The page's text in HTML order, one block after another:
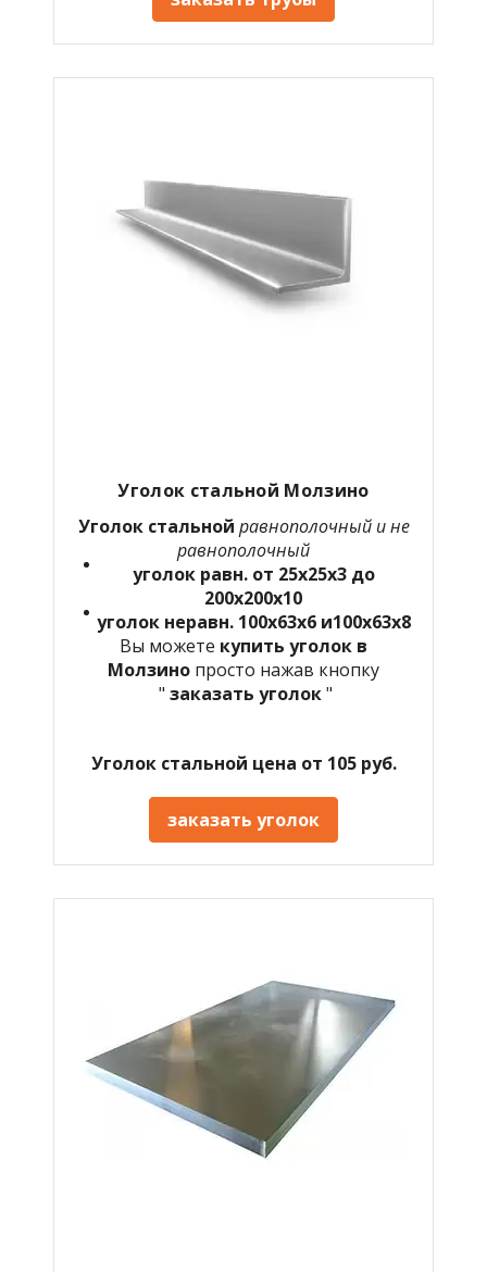
Уголок стальной Молзино
Уголок стальной равнополочный и не
равнополочный
уголок равн. от 25х25х3 до
200х200х10
уголок неравн. 100х63х6 и100х63х8
Вы можете купить уголок в
Молзино просто нажав кнопку
" заказать уголок"
Уголок стальной цена от 105 руб.
заказать уголок